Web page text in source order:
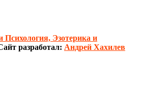
Психология, Эзотерика и
разработал: Андрей Хахилев